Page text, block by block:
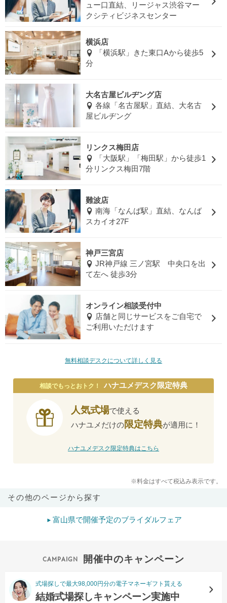
ュー口直結、リージャス渋谷マー
クシティビジネスセンター
横浜店
「横浜駅」きた東口Aから徒歩5
分
大名古屋ビルヂング店
各線「名古屋駅」直結、大名古
屋ビルヂング
リンクス梅田店
「大阪駅」「梅田駅」から徒歩1
分リンクス梅田7階
難波店
南海「なんば駅」直結、なんば
スカイオ27F
神戸三宮店
JR神戸線 三ノ宮駅 中央口を出
て左へ 徒歩3分
オンライン相談受付中
店舗と同じサービスをご自宅で
ご利用いただけます
無料相談デスクについて詳しく見る
相談でもっとおトク！ ハナユメデスク限定特典
人気式場で使える
ハナユメだけの限定特典が適用に！
ハナユメデスク限定特典はこちら
※料金はすべて税込み表示です。
その他のページから探す
富山県で開催予定のブライダルフェア
開催中のキャンペーン
式場探しで最大98,000円分の電子マネーギフト貰える
結婚式場探しキャンペーン実施中